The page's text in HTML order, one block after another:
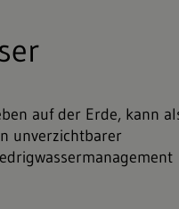
auf der Erde, kann
unverzichtbarer